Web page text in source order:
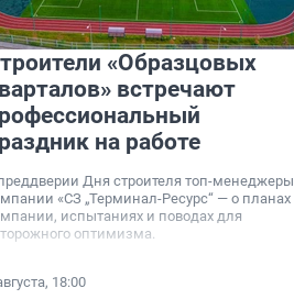
«Образцовых
встречают
на работе
Дня строителя топ-менеджеры
«СЗ „Терминал-Ресурс“ — о планах
испытаниях и поводах для
оптимизма.
18:00